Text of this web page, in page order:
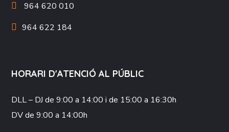
964 620 010
964 622 184
HORARI D'ATENCIÓ AL PÚBLIC
DLL – DJde 9:00 a 14:00 i de 15:00 a 16:30h
DVde 9:00 a 14:00h